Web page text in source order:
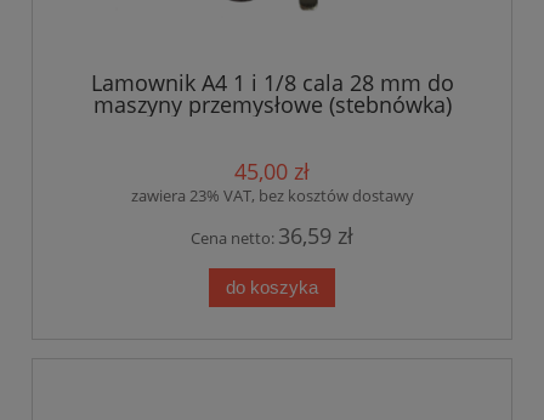
Lamownik A4 1 i 1/8 cala 28 mm do
maszyny przemysłowe (stebnówka)
45,00 zł
zawiera 23% VAT, bez kosztów dostawy
Cena netto: 36,59 zł
do koszyka